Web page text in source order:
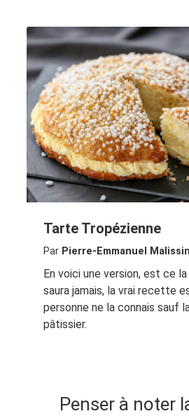
Tarte Tropézienne
Par Pierre-Emmanuel Malissin
En voici une version, est ce la
saura jamais, la vrai recette
personne ne la connais sauf
pâtissier.
Penser à noter